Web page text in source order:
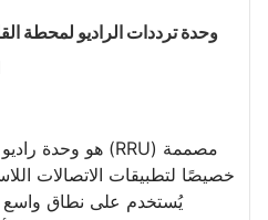
وحدة ترددات الراديو لمحطة
يُستخدم على نطاق واسع